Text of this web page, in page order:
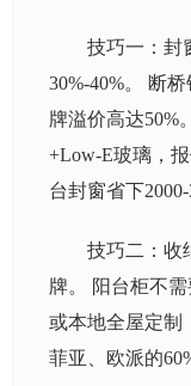
技巧一：封
30%-40%。 断
牌溢价高达50%
+Low-E玻璃，
台封窗省下2000-
技巧二：收
牌。 阳台柜不
或本地全屋定制
菲亚、欧派的